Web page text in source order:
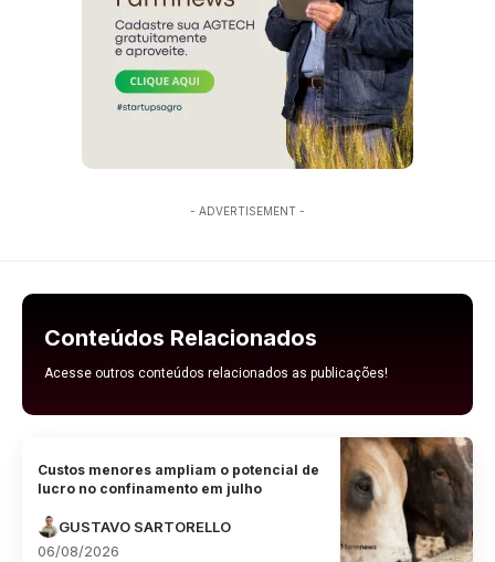
- ADVERTISEMENT -
Conteúdos Relacionados
Acesse outros conteúdos relacionados as publicações!
Custos menores ampliam o potencial de
lucro no confinamento em julho
GUSTAVO SARTORELLO
06/08/2026